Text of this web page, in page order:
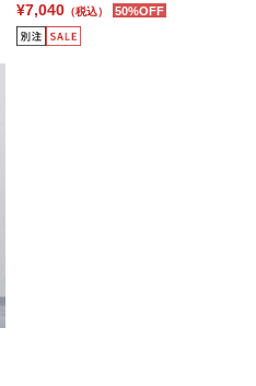
¥7,040 （税込） 50%OFF